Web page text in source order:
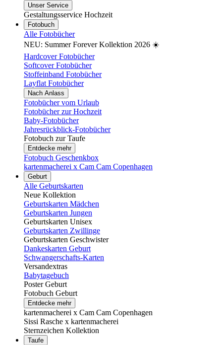
Unser Service
Gestaltungsservice Hochzeit
Fotobuch
Alle Fotobücher
NEU: Summer Forever Kollektion 2026 ☀️
Hardcover Fotobücher
Softcover Fotobücher
Stoffeinband Fotobücher
Layflat Fotobücher
Nach Anlass
Fotobücher vom Urlaub
Fotobücher zur Hochzeit
Baby-Fotobücher
Jahresrückblick-Fotobücher
Fotobuch zur Taufe
Entdecke mehr
Fotobuch Geschenkbox
kartenmacherei x Cam Cam Copenhagen
Geburt
Alle Geburtskarten
Neue Kollektion
Geburtskarten Mädchen
Geburtskarten Jungen
Geburtskarten Unisex
Geburtskarten Zwillinge
Geburtskarten Geschwister
Dankeskarten Geburt
Schwangerschafts-Karten
Versandextras
Babytagebuch
Poster Geburt
Fotobuch Geburt
Entdecke mehr
kartenmacherei x Cam Cam Copenhagen
Sissi Rasche x kartenmacherei
Sternzeichen Kollektion
Taufe